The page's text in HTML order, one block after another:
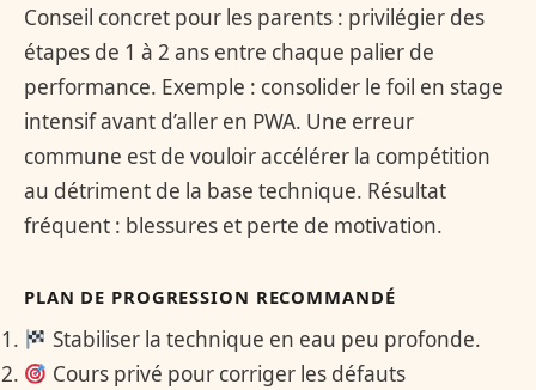
Conseil concret pour les parents : privilégier des
étapes de 1 à 2 ans entre chaque palier de
performance. Exemple : consolider le foil en stage
intensif avant d’aller en PWA. Une erreur
commune est de vouloir accélérer la compétition
au détriment de la base technique. Résultat
fréquent : blessures et perte de motivation.
PLAN DE PROGRESSION RECOMMANDÉ
Stabiliser la technique en eau peu profonde.
Cours privé pour corriger les défauts